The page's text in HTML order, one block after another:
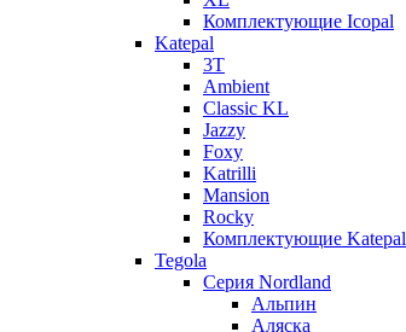
Комплектующие Icopal
Katepal
3T
Ambient
Classic KL
Jazzy
Foxy
Katrilli
Mansion
Rocky
Комплектующие Katepal
Tegola
Серия Nordland
Альпин
Аляска